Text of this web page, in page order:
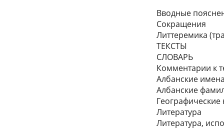
Вводные
Сокращения
Литтеремика
ТЕКСТЫ
СЛОВАРЬ
Комментарии к
Албанские
Албанские
Географические
Литература
Литература,